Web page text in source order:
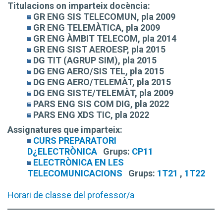
Titulacions on imparteix docència:
GR ENG SIS TELECOMUN, pla 2009
GR ENG TELEMÀTICA, pla 2009
GR ENG ÀMBIT TELECOM, pla 2014
GR ENG SIST AEROESP, pla 2015
DG TIT (AGRUP SIM), pla 2015
DG ENG AERO/SIS TEL, pla 2015
DG ENG AERO/TELEMÀT, pla 2015
DG ENG SISTE/TELEMÀT, pla 2009
PARS ENG SIS COM DIG, pla 2022
PARS ENG XDS TIC, pla 2022
Assignatures que imparteix:
CURS PREPARATORI
D¿ELECTRÒNICA
Grups: CP11
ELECTRÒNICA EN LES
TELECOMUNICACIONS
Grups: 1T21 , 1T22
Horari de classe del professor/a